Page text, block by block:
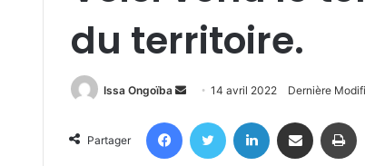
du territoire.
Issa Ongoïba
Send
email
14 avril 2022 Dernière
Partager
FacebookTwitter Linkedin Partager par email